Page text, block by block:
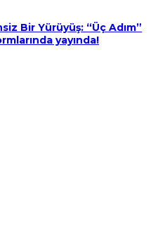
Bir Yürüyüş: “Üç Adım”
yayında!